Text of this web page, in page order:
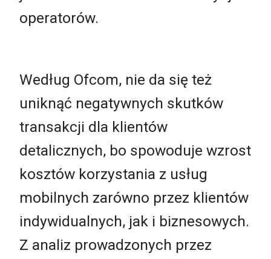
operatorów.
Według Ofcom, nie da się też
uniknąć negatywnych skutków
transakcji dla klientów
detalicznych, bo spowoduje wzrost
kosztów korzystania z usług
mobilnych zarówno przez klientów
indywidualnych, jak i biznesowych.
Z analiz prowadzonych przez